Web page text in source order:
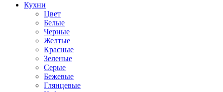
Кухни
Цвет
Белые
Черные
Желтые
Красные
Зеленые
Серые
Бежевые
Глянцевые